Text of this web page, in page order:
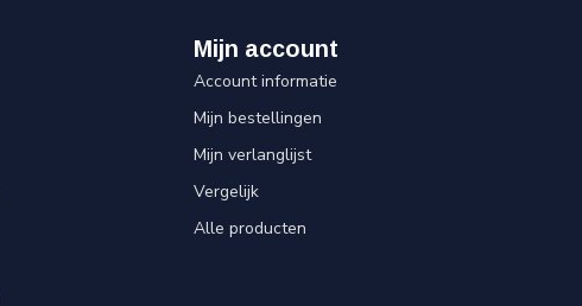
Mijn account
Account informatie
Mijn bestellingen
Mijn verlanglijst
Vergelijk
Alle producten